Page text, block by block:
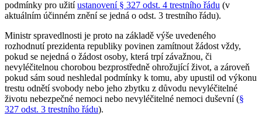
podmínky pro užitíustanovení § 327 odst. 4 trestního řádu (v
aktuálním účinném znění se jedná o odst. 3 trestního řádu).
Ministr spravedlnosti je proto na základě výše uvedeného
rozhodnutí prezidenta republiky povinen zamítnout žádost vždy,
pokud se nejedná o žádost osoby, která trpí závažnou, či
nevyléčitelnou chorobou bezprostředně ohrožující život, a zároveň
pokud sám soud neshledal podmínky k tomu, aby upustil od výkonu
trestu odnětí svobody nebo jeho zbytku z důvodu nevyléčitelné
životu nebezpečné nemoci nebo nevyléčitelné nemoci duševní (§
327 odst. 3 trestního řádu).